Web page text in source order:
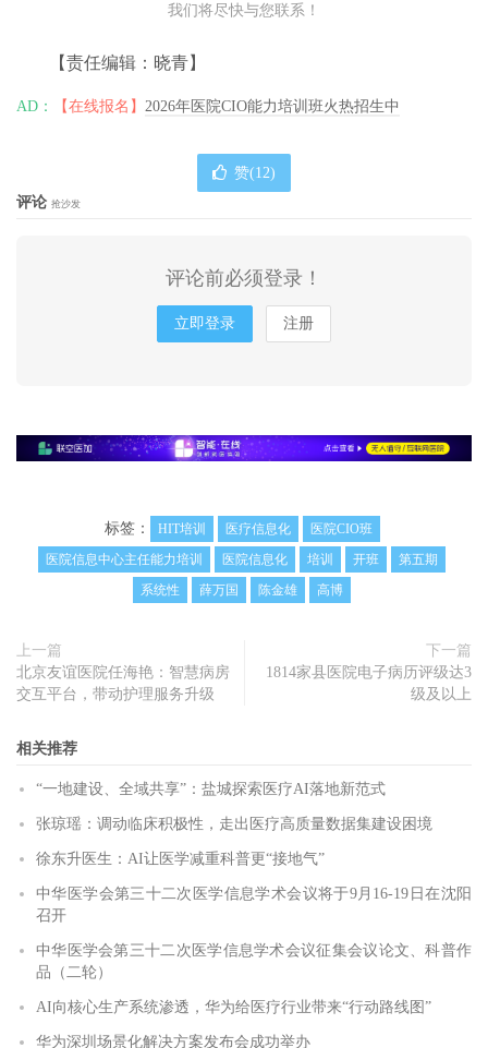
我们将尽快与您联系！
【责任编辑：晓青】
AD： 【在线报名】 2026年医院CIO能力培训班火热招生中
赞(12)
评论 抢沙发
评论前必须登录！
立即登录 注册
标签： HIT培训 医疗信息化
医院CIO班
医院信息中心主任能力培训
医院信息化 培训 开班
第五期
系统性
薛万国 陈金雄 高博
上一篇
北京友谊医院任海艳：智慧病房
交互平台，带动护理服务升级
下一篇
1814家县医院电子病历评级达3
级及以上
相关推荐
“一地建设、全域共享”：盐城探索医疗AI落地新范式
张琼瑶：调动临床积极性，走出医疗高质量数据集建设困境
徐东升医生：AI让医学减重科普更“接地气”
中华医学会第三十二次医学信息学术会议将于9月16-19日在沈阳
召开
中华医学会第三十二次医学信息学术会议征集会议论文、科普作
品（二轮）
AI向核心生产系统渗透，华为给医疗行业带来“行动路线图”
华为深圳场景化解决方案发布会成功举办